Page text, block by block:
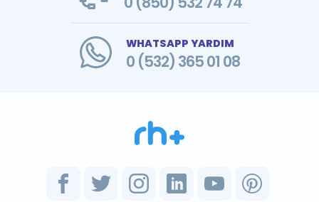
WHATSAPP YARDIM
0 (532) 365 01 08